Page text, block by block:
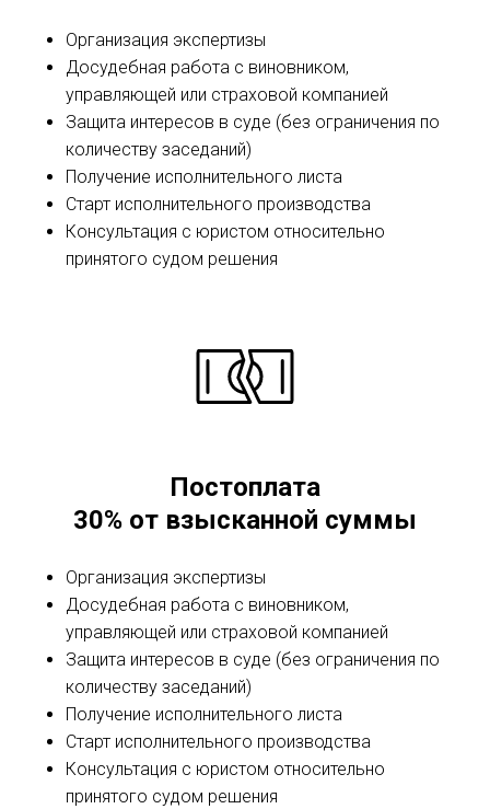
Организация экспертизы
Досудебная работа с виновником,
управляющей или страховой компанией
Защита интересов в суде (без ограничения по
количеству заседаний)
Получение исполнительного листа
Старт исполнительного производства
Консультация с юристом относительно
принятого судом решения
Постоплата
30% от взысканной суммы
Организация экспертизы
Досудебная работа с виновником,
управляющей или страховой компанией
Защита интересов в суде (без ограничения по
количеству заседаний)
Получение исполнительного листа
Старт исполнительного производства
Консультация с юристом относительно
принятого судом решения